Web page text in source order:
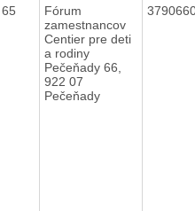
65
Fórum
zamestnancov
Centier pre deti
a rodiny
Pečeňady 66,
922 07
Pečeňady